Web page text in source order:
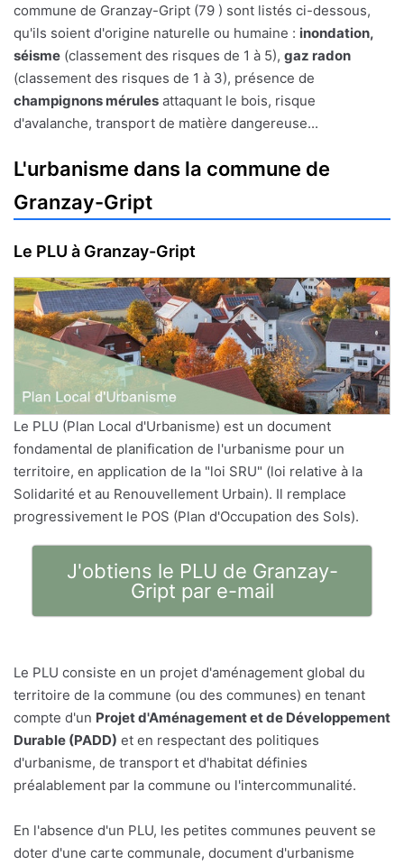
commune de Granzay-Gript (79 ) sont listés ci-dessous,
qu'ils soient d'origine naturelle ou humaine : inondation,
séisme (classement des risques de 1 à 5), gaz radon
(classement des risques de 1 à 3), présence de
champignons mérules attaquant le bois, risque
d'avalanche, transport de matière dangereuse...
L'urbanisme dans la commune de
Granzay-Gript
Le PLU à Granzay-Gript
Le PLU (Plan Local d'Urbanisme) est un document
fondamental de planification de l'urbanisme pour un
territoire, en application de la "loi SRU" (loi relative à la
Solidarité et au Renouvellement Urbain). Il remplace
progressivement le POS (Plan d'Occupation des Sols).
J'obtiens le PLU de Granzay-
Gript par e-mail
Le PLU consiste en un projet d'aménagement global du
territoire de la commune (ou des communes) en tenant
compte d'un Projet d'Aménagement et de Développement
Durable (PADD) et en respectant des politiques
d'urbanisme, de transport et d'habitat définies
préalablement par la commune ou l'intercommunalité.
En l'absence d'un PLU, les petites communes peuvent se
doter d'une carte communale, document d'urbanisme